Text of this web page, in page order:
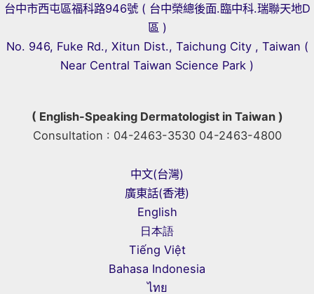
台中市西屯區福科路946號 ( 台中榮總後面.臨中科.瑞聯天地D
區 )
No. 946, Fuke Rd., Xitun Dist., Taichung City , Taiwan (
Near Central Taiwan Science Park )
( English-Speaking Dermatologist in Taiwan )
Consultation : 04-2463-3530 04-2463-4800
中文(台灣)
廣東話(香港)
English
日本語
Tiếng Việt
Bahasa Indonesia
ไทย